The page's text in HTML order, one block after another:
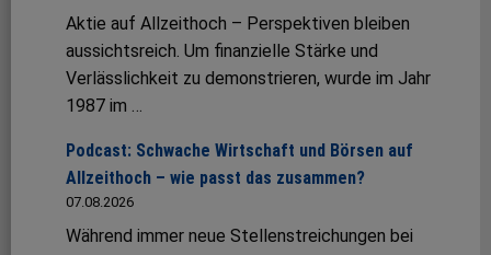
Aktie auf Allzeithoch – Perspektiven bleiben
aussichtsreich. Um finanzielle Stärke und
Verlässlichkeit zu demonstrieren, wurde im Jahr
1987 im …
Podcast: Schwache Wirtschaft und Börsen auf
Allzeithoch – wie passt das zusammen?
07.08.2026
Während immer neue Stellenstreichungen bei